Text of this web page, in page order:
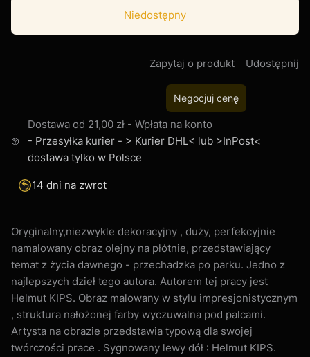
Niedostępny
Zapytaj o produkt Udostępnij
Negocjuj cenę
Dostawa od 21,00 zł - Wpłata na konto
- Przesyłka kurier - > Kurier DHL< lub >InPost<
dostawa tylko w Polsce
14 dni na zwrot
Oryginalny,niezwykle dekoracyjny , duży, perfekcyjnie
namalowany obraz olejny na płótnie, przedstawiający
temat z życia dawnego - przechadzka po parku. Jedno z
najlepszych dzieł tego autora. Autorem tej pracy jest
Helmut KIPS. Obraz malowany w stylu impresjonistycznym
, struktura nałożonej farby wyczuwalna pod palcami.
Artysta na obrazie przedstawia typową dla swojej
twórczości prace . Sygnowany lewy dół : Helmut KIPS.